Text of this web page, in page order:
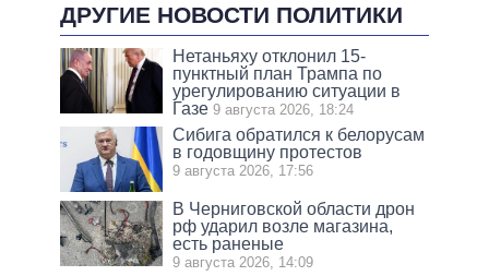
ДРУГИЕ НОВОСТИ ПОЛИТИКИ
Нетаньяху отклонил 15-
пунктный план Трампа по
урегулированию ситуации в
Газе 9 августа 2026, 18:24
Сибига обратился к белорусам
в годовщину протестов
9 августа 2026, 17:56
В Черниговской области дрон
рф ударил возле магазина,
есть раненые
9 августа 2026, 14:09